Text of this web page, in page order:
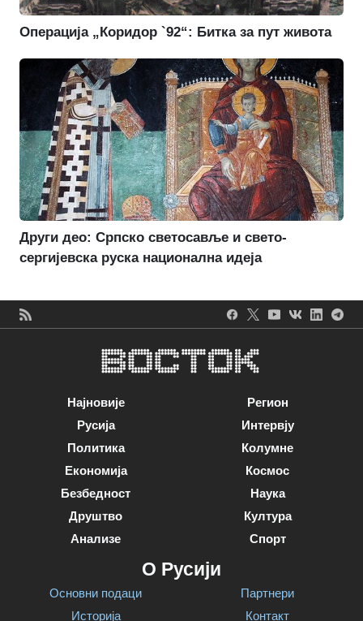
Операција „Коридор `92“: Битка за пут живота
Други део: Српско светосавље и свето-
сергијевска руска национална идеја
Најновије
Русија
Политика
Економија
Безбедност
Друштво
Анализе
Регион
Интервју
Колумне
Космос
Наука
Култура
Спорт
О Русији
Основни подаци
Историја
Партнери
Контакт